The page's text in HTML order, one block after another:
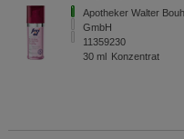
Apotheker Walter
GmbH
11359230
30 ml Konzentrat